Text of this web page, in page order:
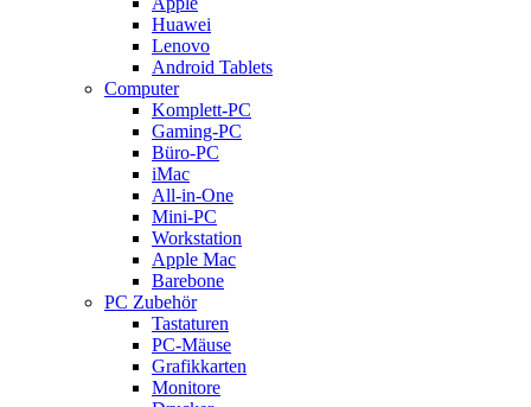
Huawei
Lenovo
Android Tablets
Computer
Komplett-PC
Gaming-PC
Büro-PC
iMac
All-in-One
Mini-PC
Workstation
Apple Mac
Barebone
PC Zubehör
Tastaturen
PC-Mäuse
Grafikkarten
Monitore